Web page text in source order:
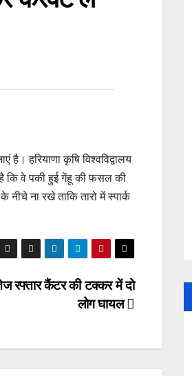
हरियाणा कृषि विश्वविद्वालय
है कि वे पकी हुई गेंहू की फसल की
ना रखे ताकि तारो में स्पार्क
रफ्तार कैंटर की टक्कर में दो
लोग घायल